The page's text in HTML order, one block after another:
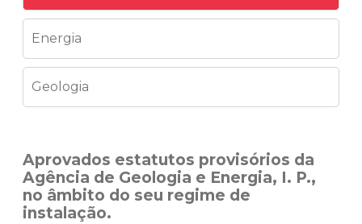
Energia
Geologia
Aprovados estatutos provisórios da
Agência de Geologia e Energia, I. P.,
no âmbito do seu regime de
instalação.